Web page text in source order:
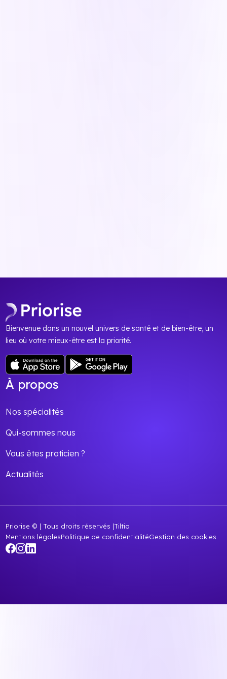
Bienvenue dans un nouvel univers de santé et de bien-être, un
lieu où votre mieux-être est la priorité.
À propos
Nos spécialités
Qui-sommes nous
Vous êtes praticien ?
Actualités
Priorise © | Tous droits réservés |Tiltio
Mentions légalesPolitique de confidentialitéGestion des cookies